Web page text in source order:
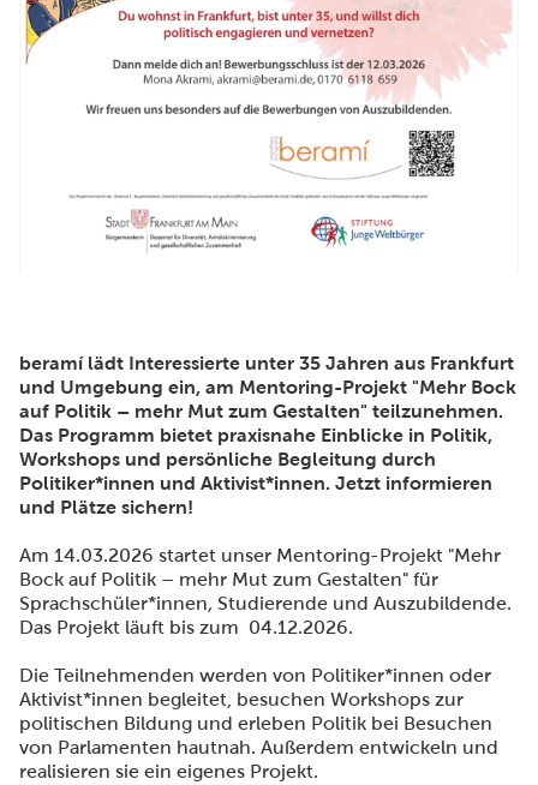
beramí lädt Interessierte unter 35 Jahren aus Frankfurt
und Umgebung ein, am Mentoring-Projekt "Mehr Bock
auf Politik – mehr Mut zum Gestalten" teilzunehmen.
Das Programm bietet praxisnahe Einblicke in Politik,
Workshops und persönliche Begleitung durch
Politiker*innen und Aktivist*innen. Jetzt informieren
und Plätze sichern!
Am 14.03.2026 startet unser Mentoring-Projekt "Mehr
Bock auf Politik – mehr Mut zum Gestalten" für
Sprachschüler*innen, Studierende und Auszubildende.
Das Projekt läuft bis zum 04.12.2026.
Die Teilnehmenden werden von Politiker*innen oder
Aktivist*innen begleitet, besuchen Workshops zur
politischen Bildung und erleben Politik bei Besuchen
von Parlamenten hautnah. Außerdem entwickeln und
realisieren sie ein eigenes Projekt.